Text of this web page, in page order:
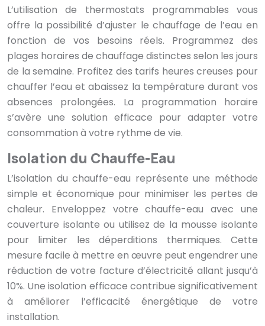
L’utilisation de thermostats programmables vous
offre la possibilité d’ajuster le chauffage de l’eau en
fonction de vos besoins réels. Programmez des
plages horaires de chauffage distinctes selon les jours
de la semaine. Profitez des tarifs heures creuses pour
chauffer l’eau et abaissez la température durant vos
absences prolongées. La programmation horaire
s’avère une solution efficace pour adapter votre
consommation à votre rythme de vie.
Isolation du Chauffe-Eau
L’isolation du chauffe-eau représente une méthode
simple et économique pour minimiser les pertes de
chaleur. Enveloppez votre chauffe-eau avec une
couverture isolante ou utilisez de la mousse isolante
pour limiter les déperditions thermiques. Cette
mesure facile à mettre en œuvre peut engendrer une
réduction de votre facture d’électricité allant jusqu’à
10%. Une isolation efficace contribue significativement
à améliorer l’efficacité énergétique de votre
installation.